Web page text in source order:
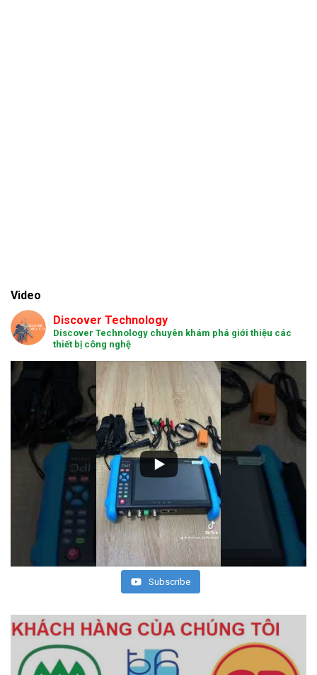
Video
Discover Technology
Discover Technology chuyên khám phá giới thiệu các
thiết bị công nghệ
Subscribe